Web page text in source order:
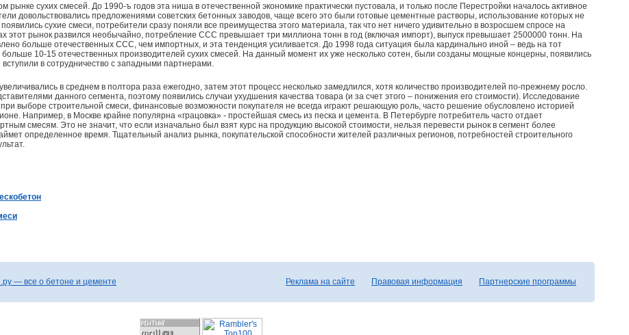
рынке сухих смесей. До 1990-ъ годов эта ниша в отечественной экономике практически пустовала, и только после Перестройки началось активное
довольствовались предложениями советских бетонных заводов, чаще всего это были готовые цементные растворы, использование которых не
сухие смеси, потребители сразу поняли все преимущества этого материала, так что нет ничего удивительно в возросшем спросе на
этот рынок развился необычайно, потребление ССС превышает три миллиона тонн в год (включая импорт), выпуск превышает 2500000 тонн. На
больше отечественных ССС, чем импортных, и эта тенденция усиливается. До 1998 года ситуация была кардинально иной – ведь на тот
10-15 отечественных производителей сухих смесей. На данный момент их уже несколько сотен, были созданы мощные концерны, появились
в сотрудничество с западными партнерами.
в среднем в полтора раза ежегодно, затем этот процесс несколько замедлился, хотя количество производителей по-прежнему росло.
данного сегмента, поэтому появились случаи ухудшения качества товара (и за счет этого – понижения его стоимости). Исследование
при выборе строительной смеси, финансовые возможности покупателя не всегда играют решающую роль, часто решение обусловлено историей
Например, в Москве крайне популярна «грацовка» - простейшая смесь из песка и цемента. В Петербурге потребитель часто отдает
смесям. Это не значит, что если изначально был взят курс на продукцию высокой стоимости, нельзя перевести рынок в сегмент более
определенное время. Тщательный анализ рынка, покупательской способности жителей различных регионов, потребностей строительного
— все о бетоне и цементе Реклама на сайте Правовая информация Партнерские программы